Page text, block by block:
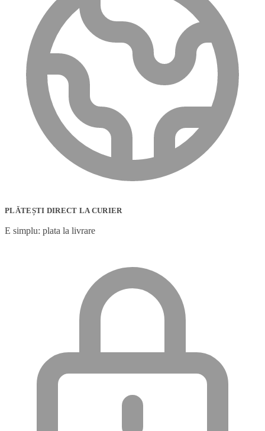
PLĂTEȘTI DIRECT LA CURIER
E simplu: plata la livrare